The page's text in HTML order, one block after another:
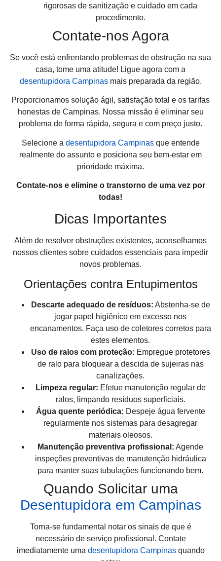
rigorosas de sanitização e cuidado em cada
procedimento.
Contate-nos Agora
Se você está enfrentando problemas de obstrução na sua
casa, tome uma atitude! Ligue agora com a
desentupidora Campinasmais preparada da região.
Proporcionamos solução ágil, satisfação total e os tarifas
honestas de Campinas. Nossa missão é eliminar seu
problema de forma rápida, segura e com preço justo.
Selecione a desentupidora Campinasque entende
realmente do assunto e posiciona seu bem-estar em
prioridade máxima.
Contate-nos e elimine o transtorno de uma vez por
todas!
Dicas Importantes
Além de resolver obstruções existentes, aconselhamos
nossos clientes sobre cuidados essenciais para impedir
novos problemas.
Orientações contra Entupimentos
Descarte adequado de resíduos: Abstenha-se de
jogar papel higiênico em excesso nos
encanamentos. Faça uso de coletores corretos para
estes elementos.
Uso de ralos com proteção: Empregue protetores
de ralo para bloquear a descida de sujeiras nas
canalizações.
Limpeza regular: Efetue manutenção regular de
ralos, limpando resíduos superficiais.
Água quente periódica: Despeje água fervente
regularmente nos sistemas para desagregar
materiais oleosos.
Manutenção preventiva profissional: Agende
inspeções preventivas de manutenção hidráulica
para manter suas tubulações funcionando bem.
Quando Solicitar uma
Desentupidora em Campinas
Torna-se fundamental notar os sinais de que é
necessário de serviço profissional. Contate
imediatamente uma desentupidora Campinasquando